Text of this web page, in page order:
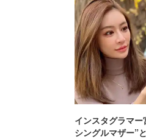
インスタグラマ
シングルマザー”